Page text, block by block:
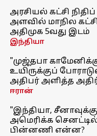
அரசியல் கட்சி
அளவில் மாநில
அதிமுக 5வது இடம்
இந்தியா
"முஜ்தபா
உயிருக்குப்
அதிபர் அளித்த
ஈரான்
"இந்தியா, சீனாவுக்கு
அமெரிக்க
பின்னணி என்ன?